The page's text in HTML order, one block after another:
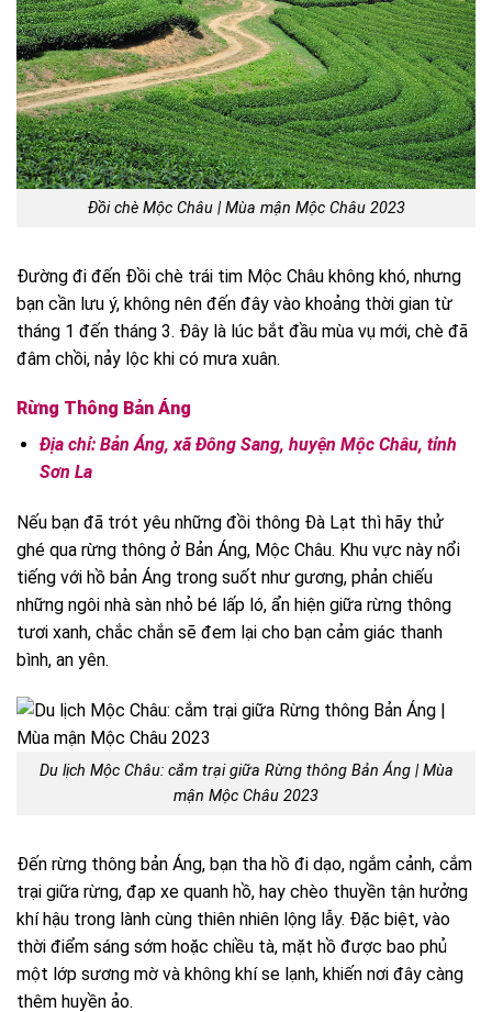
Đồi chè Mộc Châu | Mùa mận Mộc Châu 2023
Đường đi đến Đồi chè trái tim Mộc Châu không khó, nhưng
bạn cần lưu ý, không nên đến đây vào khoảng thời gian từ
tháng 1 đến tháng 3. Đây là lúc bắt đầu mùa vụ mới, chè đã
đâm chồi, nảy lộc khi có mưa xuân.
Rừng Thông Bản Áng
Địa chỉ: Bản Áng, xã Đông Sang, huyện Mộc Châu, tỉnh
Sơn La
Nếu bạn đã trót yêu những đồi thông Đà Lạt thì hãy thử
ghé qua rừng thông ở Bản Áng, Mộc Châu. Khu vực này nổi
tiếng với hồ bản Áng trong suốt như gương, phản chiếu
những ngôi nhà sàn nhỏ bé lấp ló, ẩn hiện giữa rừng thông
tươi xanh, chắc chắn sẽ đem lại cho bạn cảm giác thanh
bình, an yên.
Du lịch Mộc Châu: cắm trại giữa Rừng thông Bản Áng | Mùa
mận Mộc Châu 2023
Đến rừng thông bản Áng, bạn tha hồ đi dạo, ngắm cảnh, cắm
trại giữa rừng, đạp xe quanh hồ, hay chèo thuyền tận hưởng
khí hậu trong lành cùng thiên nhiên lộng lẫy. Đặc biệt, vào
thời điểm sáng sớm hoặc chiều tà, mặt hồ được bao phủ
một lớp sương mờ và không khí se lạnh, khiến nơi đây càng
thêm huyền ảo.